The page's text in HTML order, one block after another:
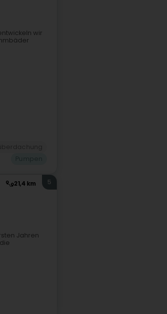
wir
21,4 km 5
Jahren